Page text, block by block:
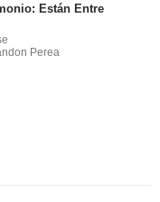
Están Entre
Perea